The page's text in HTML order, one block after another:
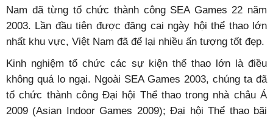
Nam đã từng tổ chức thành công SEA Games 22 năm
2003. Lần đầu tiên được đăng cai ngày hội thể thao lớn
nhất khu vực, Việt Nam đã để lại nhiều ấn tượng tốt đẹp.
Kinh nghiệm tổ chức các sự kiện thể thao lớn là điều
không quá lo ngại. Ngoài SEA Games 2003, chúng ta đã
tổ chức thành công Đại hội Thể thao trong nhà châu Á
2009 (Asian Indoor Games 2009); Đại hội Thể thao bãi